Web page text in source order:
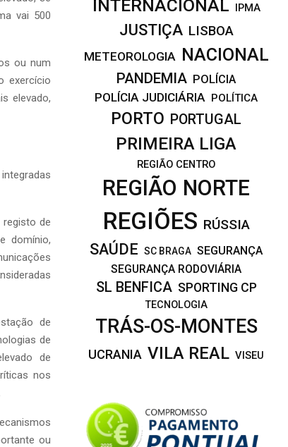
vai 500
ou num
exercício
elevado,
registo de
domínio,
de
de
de
nos
ou
INTERNACIONAL IPMA
JUSTIÇA LISBOA
METEOROLOGIA NACIONAL
PANDEMIA POLÍCIA
POLÍCIA JUDICIÁRIA POLÍTICA
PORTO PORTUGAL
PRIMEIRA LIGA
REGIÃO CENTRO
REGIÃO NORTE
REGIÕES RÚSSIA
SAÚDE SC BRAGA SEGURANÇA
SEGURANÇA RODOVIÁRIA
SL BENFICA SPORTING CP
TECNOLOGIA
TRÁS-OS-MONTES
UCRANIA VILA REAL VISEU